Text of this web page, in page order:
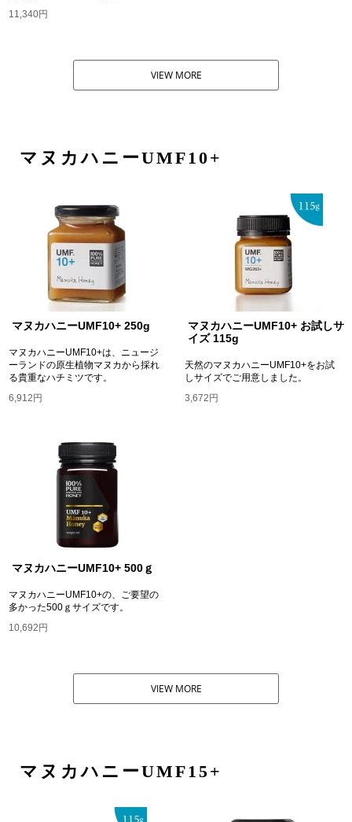
11,340円
VIEW MORE
マヌカハニーUMF10+
マヌカハニーUMF10+ 250g
マヌカハニーUMF10+は、ニュージ
ーランドの原生植物マヌカから採れ
る貴重なハチミツです。
6,912円
マヌカハニーUMF10+ お試しサ
イズ 115g
天然のマヌカハニーUMF10+をお試
しサイズでご用意しました。
3,672円
マヌカハニーUMF10+ 500ｇ
マヌカハニーUMF10+の、ご要望の
多かった500ｇサイズです。
10,692円
VIEW MORE
マヌカハニーUMF15+